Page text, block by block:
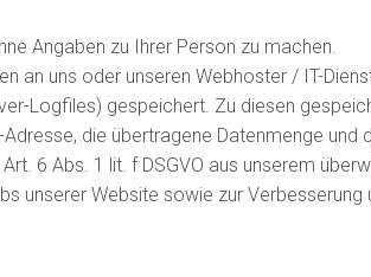
Angaben zu Ihrer Person zu machen.
an uns oder unseren Webhoster / IT-
Logfiles) gespeichert. Zu diesen
die übertragene Datenmenge und
6 Abs. 1 lit. f DSGVO aus unserem
unserer Website sowie zur Verbesserung